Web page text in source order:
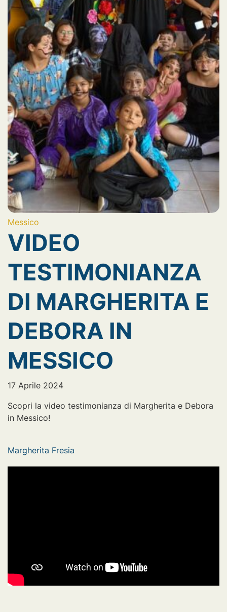
Messico
VIDEO
TESTIMONIANZA
DI MARGHERITA E
DEBORA IN
MESSICO
17 Aprile 2024
Scopri la video testimonianza di Margherita e Debora
in Messico!
Margherita Fresia